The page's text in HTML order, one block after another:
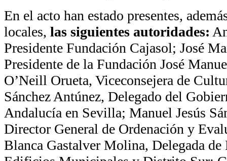
En el acto han estado presentes,
locales, las siguientes autoridades:
Presidente Fundación Cajasol; José
Presidente de la Fundación José
O’Neill Orueta, Viceconsejera de
Sánchez Antúnez, Delegado del
Andalucía en Sevilla; Manuel Jesús
Director General de Ordenación y
Blanca Gastalver Molina, Delegada